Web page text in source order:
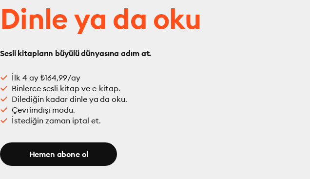
Dinle ya da oku
Sesli kitapların büyülü dünyasına adım at.
İlk 4 ay ₺164,99/ay
Binlerce sesli kitap ve e-kitap.
Dilediğin kadar dinle ya da oku.
Çevrimdışı modu.
İstediğin zaman iptal et.
Hemen abone ol